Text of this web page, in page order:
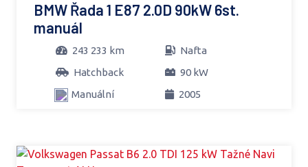
BMW Řada 1 E87 2.0D 90kW 6st.
manuál
243 233 km
Nafta
Hatchback
90 kW
Manuální
2005